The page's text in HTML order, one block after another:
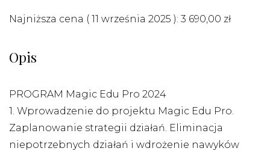
Najniższa cena ( 11 września 2025 ): 3 690,00 zł
Opis
PROGRAM Magic Edu Pro 2024
1. Wprowadzenie do projektu Magic Edu Pro.
Zaplanowanie strategii działań. Eliminacja
niepotrzebnych działań i wdrożenie nawyków